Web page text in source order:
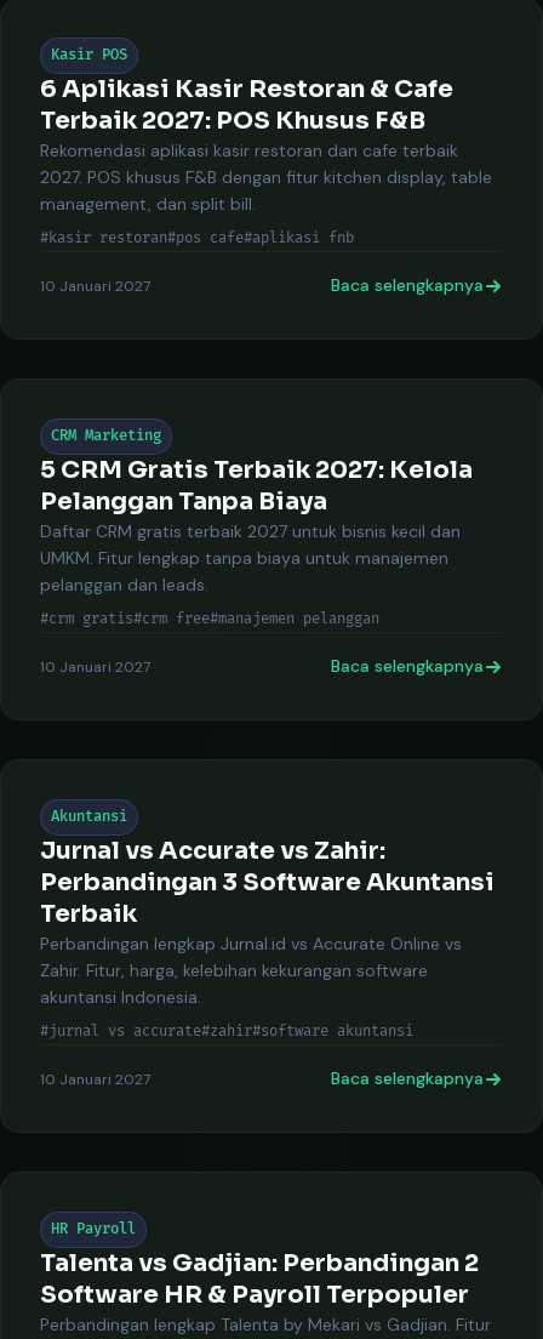
Kasir POS
6 Aplikasi Kasir Restoran & Cafe
Terbaik 2027: POS Khusus F&B
Rekomendasi aplikasi kasir restoran dan cafe terbaik
2027. POS khusus F&B dengan fitur kitchen display, table
management, dan split bill.
#kasir restoran#pos cafe#aplikasi fnb
10 Januari 2027 Baca selengkapnya
CRM Marketing
5 CRM Gratis Terbaik 2027: Kelola
Pelanggan Tanpa Biaya
Daftar CRM gratis terbaik 2027 untuk bisnis kecil dan
UMKM. Fitur lengkap tanpa biaya untuk manajemen
pelanggan dan leads.
#crm gratis#crm free#manajemen pelanggan
10 Januari 2027 Baca selengkapnya
Akuntansi
Jurnal vs Accurate vs Zahir:
Perbandingan 3 Software Akuntansi
Terbaik
Perbandingan lengkap Jurnal.id vs Accurate Online vs
Zahir. Fitur, harga, kelebihan kekurangan software
akuntansi Indonesia.
#jurnal vs accurate#zahir#software akuntansi
10 Januari 2027 Baca selengkapnya
HR Payroll
Talenta vs Gadjian: Perbandingan 2
Software HR & Payroll Terpopuler
Perbandingan lengkap Talenta by Mekari vs Gadjian. Fitur